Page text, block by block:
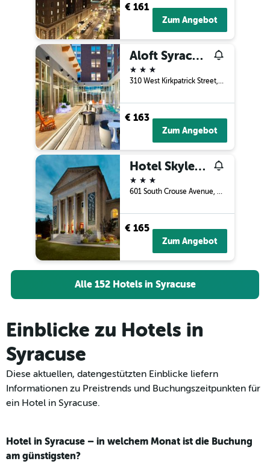
€ 161
Zum Angebot
Aloft Syracuse Inner Harbor
3 Sterne
310 West Kirkpatrick Street, Syracuse, NY, USA
€ 163
Zum Angebot
Hotel Skyler Syracuse, Tapestry Collection by Hilton
3 Sterne
601 South Crouse Avenue, Syracuse, NY, USA
€ 165
Zum Angebot
Alle 152 Hotels in Syracuse
Einblicke zu Hotels in
Syracuse
Diese aktuellen, datengestützten Einblicke liefern
Informationen zu Preistrends und Buchungszeitpunkten für
ein Hotel in Syracuse.
Hotel in Syracuse – in welchem Monat ist die Buchung
am günstigsten?